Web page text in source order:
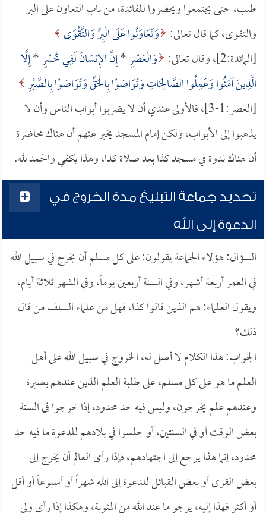
طيب، حتى يجتمعوا ويحضروا للفائدة، من باب التعاون على البر
والتقوى، كما قال تعالى: وَتَعَاوَنُوا عَلَى الْبِرِّ وَالتَّقْوَى
[المائدة:2]، وقال تعالى:
وَالْعَصْرِ*إِنَّ الإِنسَانَ لَفِي خُسْرٍ*إِلَّا
الَّذِينَ آمَنُوا وَعَمِلُوا الصَّالِحَاتِ وَتَوَاصَوْا بِالْحَقِّ وَتَوَاصَوْا بِالصَّبْرِ
[العصر:1-3]، فالأولى عندي أن لا يضربوا أبواب الناس وأن لا
يذهبوا إلى الأبواب، ولكن إمام المسجد يخبر عنهم أن هناك محاضرة
أن هناك ندوة في مسجد كذا بعد صلاة كذا، وهذا يكفي والحمد لله.
تحديد جماعة التبليغ مدة الخروج في
الدعوة إلى الله
السؤال: هؤلاء الجماعة يقولون: على كل مسلم أن يخرج في سبيل الله
في العمر أربعة أشهر، وفي السنة أربعين يوماً، وفي الشهر ثلاثة أيام،
ويقول العلماء: هم الذين قالوا كذا، فهل من علماء السلف من قال
ذلك؟
الجواب: هذا الكلام لا أصل له، الخروج في سبيل الله على أهل
العلم ما هو على كل مسلم، على طلبة العلم الذين عندهم بصيرة
وعندهم علم يخرجون، وليس فيه حد محدود، إذا خرجوا في السنة
بعض الوقت أو في السنتين، أو جلسوا في بلادهم للدعوة ما فيه حد
محدود، إنما هذا يرجع إلى اجتهادهم، فإذا رأى العالم أن يخرج إلى
بعض القرى أو بعض القبائل للدعوة إلى الله شهراً أو أسبوعاً أو أقل
أو أكثر فهذا إليه، يرجو ما عند الله من المثوبة، وهكذا إذا رأى ولي